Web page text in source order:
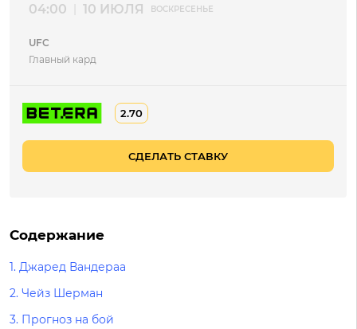
04:00 10 ИЮЛЯ ВОСКРЕСЕНЬЕ
UFC
Главный кард
2.70
СДЕЛАТЬ СТАВКУ
Содержание
1. Джаред Вандераа
2. Чейз Шерман
3. Прогноз на бой